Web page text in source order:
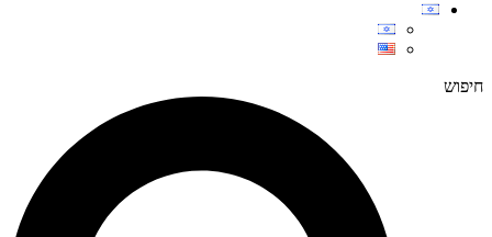
חיפוש